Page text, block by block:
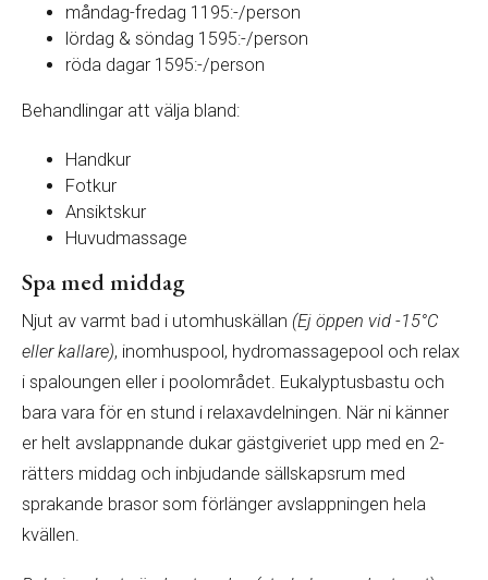
måndag-fredag 1195:-/person
lördag & söndag 1595:-/person
röda dagar 1595:-/person
Behandlingar att välja bland:
Handkur
Fotkur
Ansiktskur
Huvudmassage
Spa med middag
Njut av varmt bad i utomhuskällan (Ej öppen vid -15°C
eller kallare), inomhuspool, hydromassagepool och relax
i spaloungen eller i poolområdet. Eukalyptusbastu och
bara vara för en stund i relaxavdelningen. När ni känner
er helt avslappnande dukar gästgiveriet upp med en 2-
rätters middag och inbjudande sällskapsrum med
sprakande brasor som förlänger avslappningen hela
kvällen.